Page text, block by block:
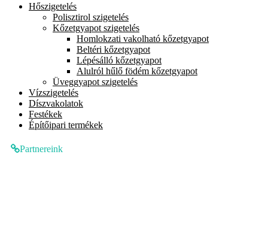
Hőszigetelés
Polisztirol szigetelés
Kőzetgyapot szigetelés
Homlokzati vakolható kőzetgyapot
Beltéri kőzetgyapot
Lépésálló kőzetgyapot
Alulról hűlő födém kőzetgyapot
Üveggyapot szigetelés
Vízszigetelés
Díszvakolatok
Festékek
Építőipari termékek
Partnereink